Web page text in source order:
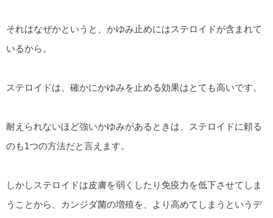
それはなぜかというと、かゆみ止めにはステロイドが含まれて
いるから。
ステロイドは、確かにかゆみを止める効果はとても高いです。
耐えられないほど強いかゆみがあるときは、ステロイドに頼る
のも1つの方法だと言えます。
しかしステロイドは皮膚を弱くしたり免疫力を低下させてしま
うことから、カンジダ菌の増殖を、より高めてしまうというデ